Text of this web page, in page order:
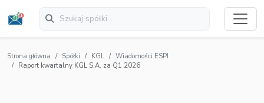
Strona główna Spółki KGL
Wiadomości ESPI
Raport kwartalny KGL S.A. za Q1 2026